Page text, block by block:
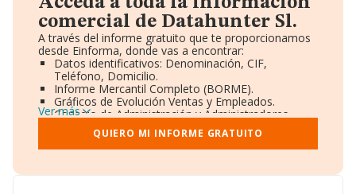
comercial de Datahunter Sl.
A través del informe gratuito que te proporcionamos
desde Einforma, donde vas a encontrar:
Datos identificativos: Denominación, CIF,
Teléfono, Domicilio.
Informe Mercantil Completo (BORME).
Gráficos de Evolución Ventas y Empleados.
Consejo de Administración y Administradores.
Directivos y Ejecutivos.
Accionistas.
Participaciones y Vinculaciones en otras empresas.
Información oficial y registral complementaria.
Ver más
QUIERO MI INFORME GRATUITO